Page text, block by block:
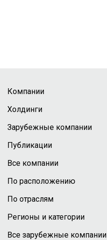
Компании
Холдинги
Зарубежные компании
Публикации
Все компании
По расположению
По отраслям
Регионы и категории
Все зарубежные компании